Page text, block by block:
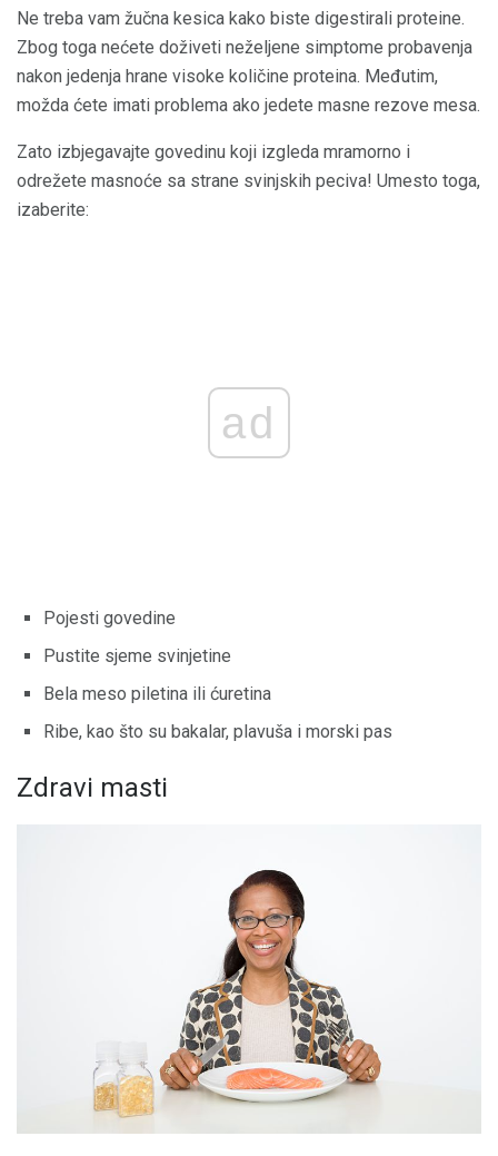
Ne treba vam žučna kesica kako biste digestirali proteine.
Zbog toga nećete doživeti neželjene simptome probavenja
nakon jedenja hrane visoke količine proteina. Međutim,
možda ćete imati problema ako jedete masne rezove mesa.
Zato izbjegavajte govedinu koji izgleda mramorno i
odrežete masnoće sa strane svinjskih peciva! Umesto toga,
izaberite:
ad
Pojesti govedine
Pustite sjeme svinjetine
Bela meso piletina ili ćuretina
Ribe, kao što su bakalar, plavuša i morski pas
Zdravi masti